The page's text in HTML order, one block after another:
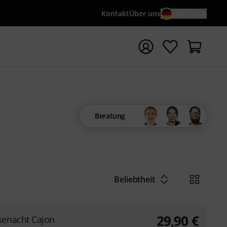
KontaktÜber uns
mit Suchwort {searchTerm} starten
Beratung
Beliebtheit
Cajon 29,90 €